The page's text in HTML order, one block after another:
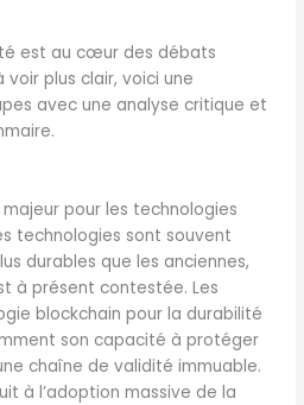
est au cœur des débats
voir plus clair, voici une
avec une analyse critique et
pour les technologies
technologies sont souvent
durables que les anciennes,
à présent contestée. Les
blockchain pour la durabilité
son capacité à protéger
chaîne de validité immuable.
à l’adoption massive de la